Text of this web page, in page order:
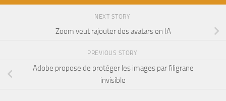
NEXT STORY
Zoom veut rajouter des avatars en IA
PREVIOUS STORY
Adobe propose de protéger les images par filigrane
invisible